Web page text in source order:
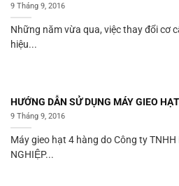
9 Tháng 9, 2016
Những năm vừa qua, việc thay đổi cơ
hiệu...
HƯỚNG DẪN SỬ DỤNG MÁY GIEO
9 Tháng 9, 2016
Máy gieo hạt 4 hàng do Công ty TNHH
NGHIỆP...